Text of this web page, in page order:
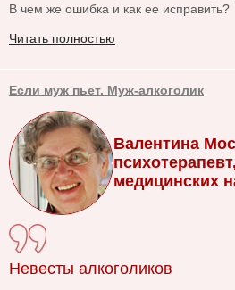
В чем же ошибка и как ее исправить?
Читать полностью
Если муж пьет. Муж-алкоголик
Валентина
медицинских
Невесты алкоголиков